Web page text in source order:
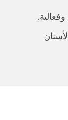
وفعالية.